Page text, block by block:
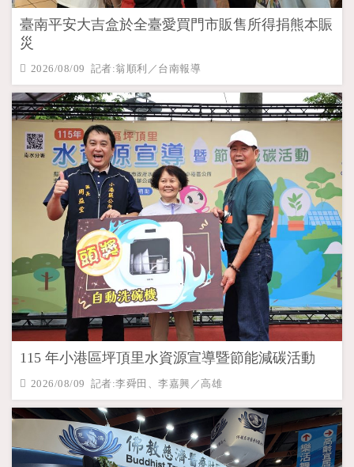
臺南平安大吉盒於全臺愛買門市販售所得捐熊本賑
災
2026/08/09 記者:翁順利／台南報導
115 年小港區坪頂里水資源宣導暨節能減碳活動
2026/08/09 記者:李舜田、李嘉興／高雄